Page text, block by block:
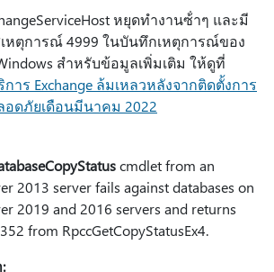
หยุดทํางานซ้ําๆ และมี
หตุการณ์ 4999 ในบันทึกเหตุการณ์ของ
สําหรับข้อมูลเพิ่มเติม ให้ดูที่
าร Exchange ล้มเหลวหลังจากติดตั้งการ
อดภัยเดือนมีนาคม 2022
cmdlet from an
2013 server fails against databases on
2019 and 2016 servers and returns
from RpccGetCopyStatusEx4.